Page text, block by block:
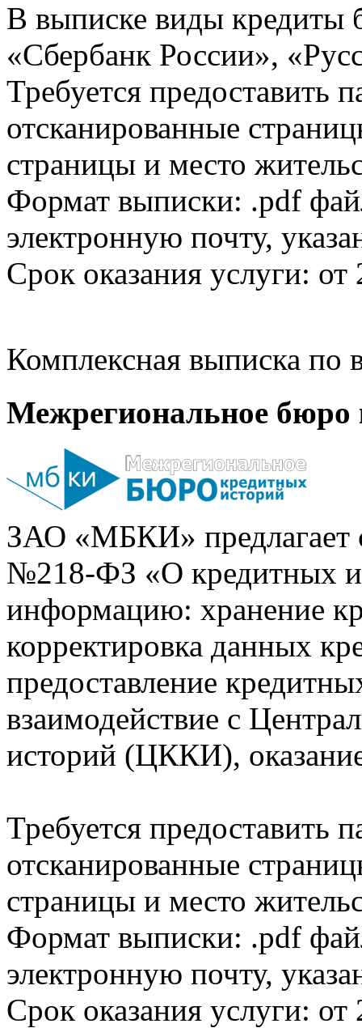
В выписке виды кредиты
«Сбербанк России»,
Требуется предоставить
отсканированные
страницы и место
Формат выписки: .pdf
электронную почту,
Срок оказания услуги: от
Комплексная выписка
Межрегиональное бюро
ЗАО «МБКИ» предлагает
№218-ФЗ «О кредитных
информацию: хранение
корректировка данных
предоставление
взаимодействие с
историй (ЦККИ),
Требуется предоставить
отсканированные
страницы и место
Формат выписки: .pdf
электронную почту,
Срок оказания услуги: от